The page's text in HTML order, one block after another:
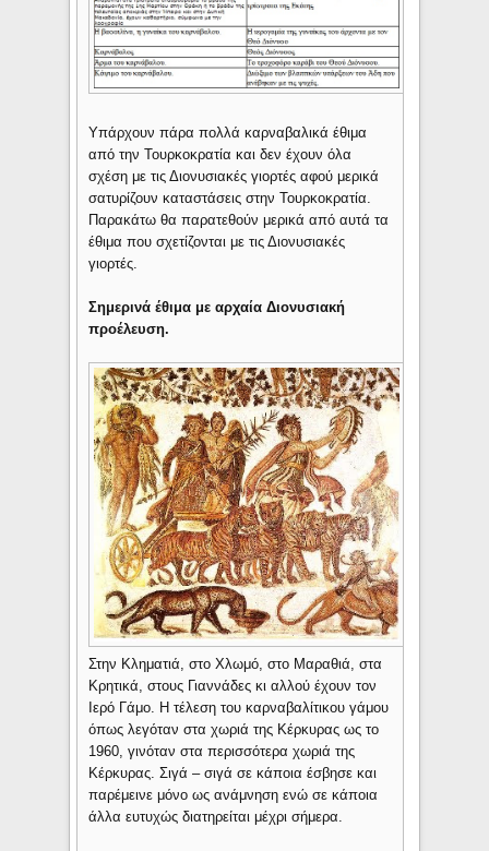
Υπάρχουν πάρα πολλά καρναβαλικά έθιμα
από την Τουρκοκρατία και δεν έχουν όλα
σχέση με τις Διονυσιακές γιορτές αφού μερικά
σατυρίζουν καταστάσεις στην Τουρκοκρατία.
Παρακάτω θα παρατεθούν μερικά από αυτά τα
έθιμα που σχετίζονται με τις Διονυσιακές
γιορτές.
Σημερινά έθιμα με αρχαία Διονυσιακή
προέλευση.
Στην Κληματιά, στο Χλωμό, στο Μαραθιά, στα
Κρητικά, στους Γιαννάδες κι αλλού έχουν τον
Ιερό Γάμο. Η τέλεση του καρναβαλίτικου γάμου
όπως λεγόταν στα χωριά της Κέρκυρας ως το
1960, γινόταν στα περισσότερα χωριά της
Κέρκυρας. Σιγά – σιγά σε κάποια έσβησε και
παρέμεινε μόνο ως ανάμνηση ενώ σε κάποια
άλλα ευτυχώς διατηρείται μέχρι σήμερα.